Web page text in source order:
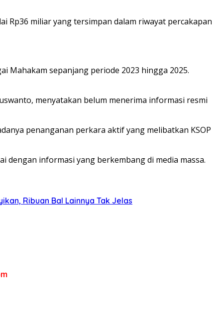
Rp36 miliar yang tersimpan dalam riwayat percakapan
Mahakam sepanjang periode 2023 hingga 2025.
menyatakan belum menerima informasi resmi
penanganan perkara aktif yang melibatkan KSOP
dengan informasi yang berkembang di media massa.
Ribuan Bal Lainnya Tak Jelas